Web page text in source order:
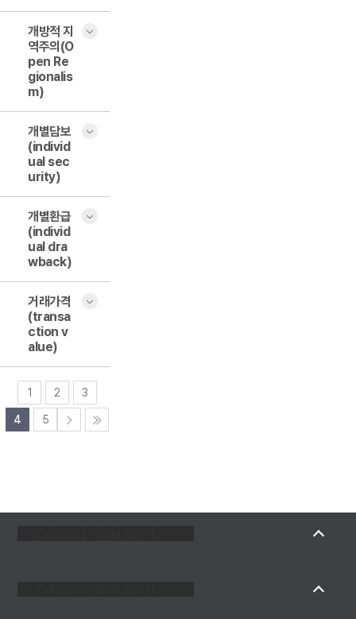
개방적 지
역주의(O
pen Re
gionalis
m)
개별담보
(individ
ual sec
urity)
개별환급
(individ
ual dra
wback)
거래가격
(transa
ction v
alue)
1 2 3
4 5